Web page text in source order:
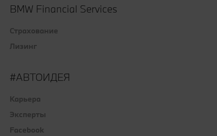
BMW Financial Services
Страхование
Лизинг
#АВТОИДЕЯ
Карьера
Эксперты
Facebook